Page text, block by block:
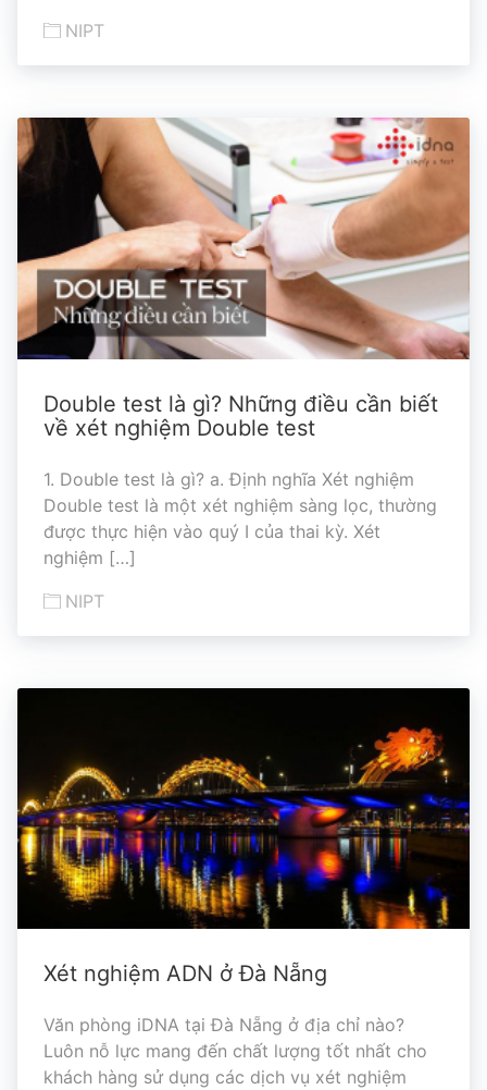
NIPT
Double test là gì? Những điều cần biết
về xét nghiệm Double test
1. Double test là gì? a. Định nghĩa Xét nghiệm
Double test là một xét nghiệm sàng lọc, thường
được thực hiện vào quý I của thai kỳ. Xét
nghiệm […]
NIPT
Xét nghiệm ADN ở Đà Nẵng
Văn phòng iDNA tại Đà Nẵng ở địa chỉ nào?
Luôn nỗ lực mang đến chất lượng tốt nhất cho
khách hàng sử dụng các dịch vụ xét nghiệm